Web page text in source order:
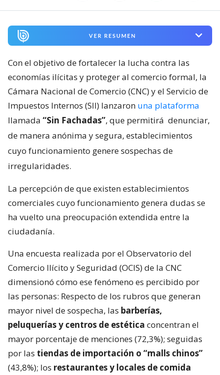
VER RESUMEN
Con el objetivo de fortalecer la lucha contra las
economías ilícitas y proteger al comercio formal, la
Cámara Nacional de Comercio (CNC) y el Servicio de
Impuestos Internos (SII) lanzaron una plataforma
llamada “Sin Fachadas”, que permitirá denunciar,
de manera anónima y segura, establecimientos
cuyo funcionamiento genere sospechas de
irregularidades.
La percepción de que existen establecimientos
comerciales cuyo funcionamiento genera dudas se
ha vuelto una preocupación extendida entre la
ciudadanía.
Una encuesta realizada por el Observatorio del
Comercio Ilícito y Seguridad (OCIS) de la CNC
dimensionó cómo ese fenómeno es percibido por
las personas: Respecto de los rubros que generan
mayor nivel de sospecha, las barberías,
peluquerías y centros de estética concentran el
mayor porcentaje de menciones (72,3%); seguidas
por las tiendas de importación o “malls chinos”
(43,8%); los restaurantes y locales de comida